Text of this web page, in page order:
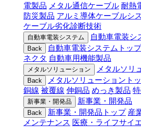
電製品 メタル通信ケーブル 耐熱
防災製品 アルミ導体ケーブルシ
ケーブル劣化診断技術
自動車電装システム 自動車電装シ
Back 自動車電装システムトップ
ネクタ 自動車用機能製品
メタルソリューション メタルソリ
Back メタルソリューショント
銅線 被覆線 伸銅品 めっき製品
新事業・開発品 新事業・開発品
Back 新事業・開発品トップ 産
メンテナンス 医療・ライフサイ